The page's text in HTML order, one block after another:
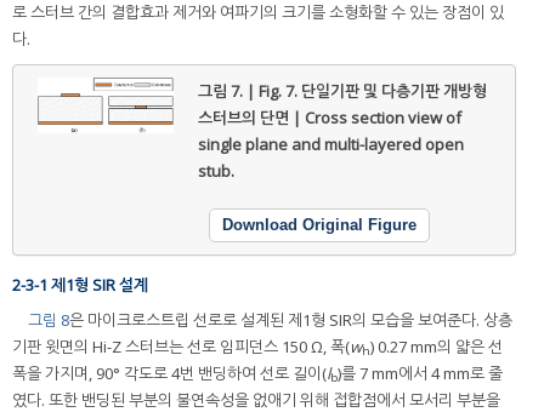
로 스터브 간의 결합효과 제거와 여파기의 크기를 소형화할 수 있는 장점이 있
다.
그림 7. | Fig. 7. 단일기판 및 다층기판 개방형
스터브의 단면 | Cross section view of
single plane and multi-layered open
stub.
Download Original Figure
2-3-1 제1형 SIR 설계
그림 8은 마이크로스트립 선로로 설계된 제1형 SIR의 모습을 보여준다. 상층
기판 윗면의 Hi-Z 스터브는 선로 임피던스 150 Ω, 폭(wh) 0.27 mm의 얇은 선
폭을 가지며, 90° 각도로 4번 밴딩하여 선로 길이(lb)를 7 mm에서 4 mm로 줄
였다. 또한 밴딩된 부분의 불연속성을 없애기 위해 접합점에서 모서리 부분을